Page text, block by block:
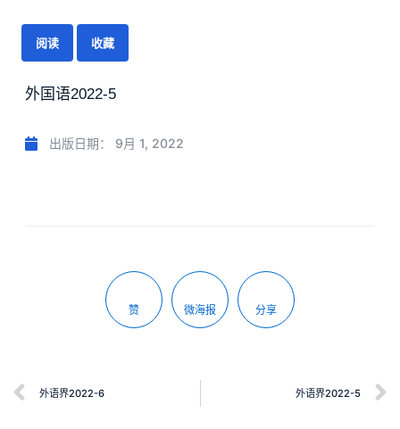
阅读 收藏
外国语2022-5
出版日期： 9月 1, 2022
赞 微海报 分享
外语界2022-6 外语界2022-5